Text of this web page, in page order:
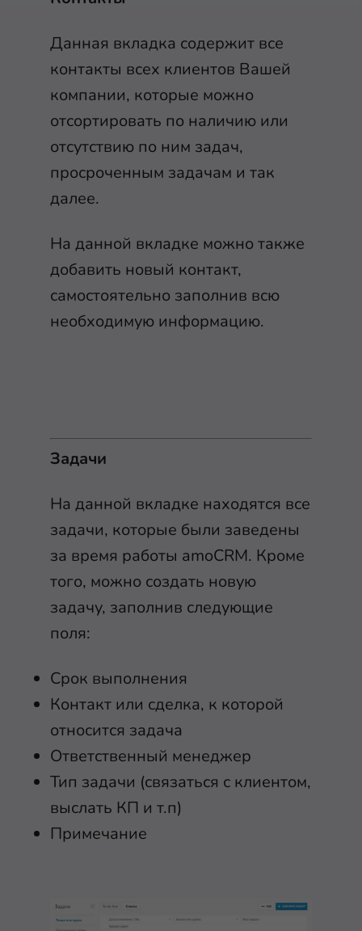
Данная вкладка содержит все
контакты всех клиентов Вашей
компании, которые можно
отсортировать по наличию или
отсутствию по ним задач,
просроченным задачам и так
далее.
На данной вкладке можно также
добавить новый контакт,
самостоятельно заполнив всю
необходимую информацию.
Задачи
На данной вкладке находятся все
задачи, которые были заведены
за время работы amoCRM. Кроме
того, можно создать новую
задачу, заполнив следующие
поля:
Срок выполнения
Контакт или сделка, к которой
относится задача
Ответственный менеджер
Тип задачи (связаться с клиентом,
выслать КП и т.п)
Примечание